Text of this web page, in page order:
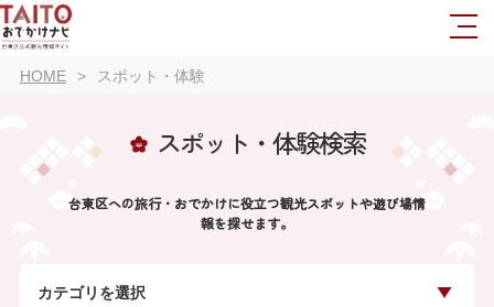
HOME スポット・体験
スポット・体験検索
台東区への旅行・おでかけに役立つ観光スポットや遊び場情
報を探せます。
カテゴリを選択